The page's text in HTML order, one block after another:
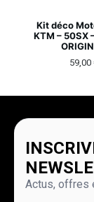
Kit déco
KTM – 50SX
59,00
Actus, offres